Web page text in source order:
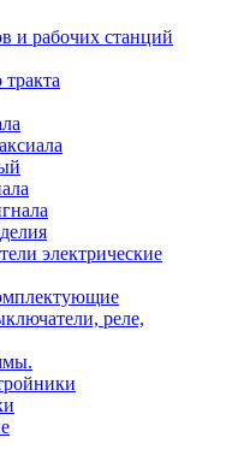
и рабочих станций
электрические
реле,